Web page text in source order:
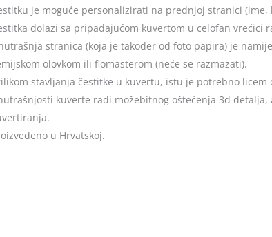
je moguće personalizirati na prednjoj stranici
dolazi sa pripadajućom kuvertom u celofan vrećici
stranica (koja je također od foto papira) je
olovkom ili flomasterom (neće se razmazati).
stavljanja čestitke u kuvertu, istu je potrebno licem
kuverte radi možebitnog oštećenja 3d detalja,
u Hrvatskoj.